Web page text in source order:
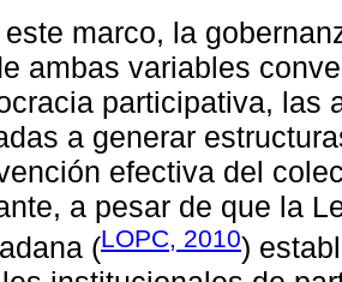
este marco, la
ambas variables
participativa, las
a generar
efectiva del
a pesar de que la
(LOPC, 2010)